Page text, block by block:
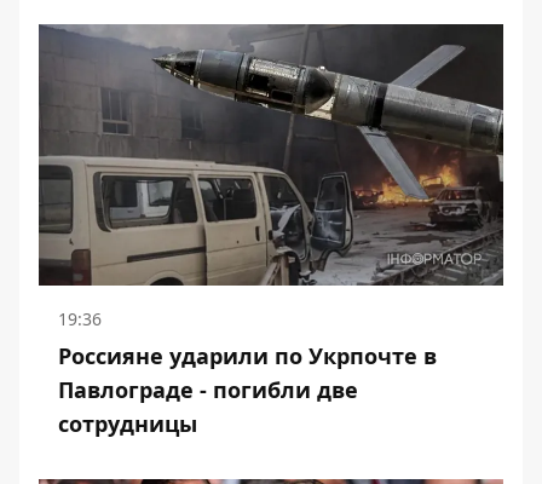
19:36
Россияне ударили по Укрпочте в
Павлограде - погибли две
сотрудницы